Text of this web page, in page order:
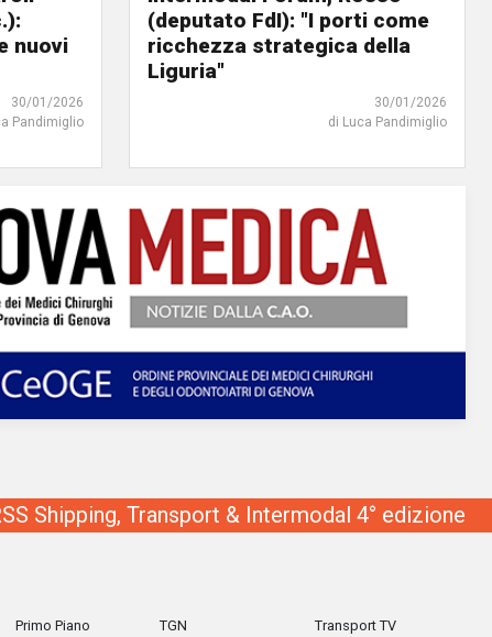
nuovi
30/01/2026
Pandimiglio
(deputato FdI): "I porti come
ricchezza strategica della
Liguria"
30/01/2026
di Luca Pandimiglio
Shipping, Transport & Intermodal 4° edizione
Primo Piano
TGN
Transport TV